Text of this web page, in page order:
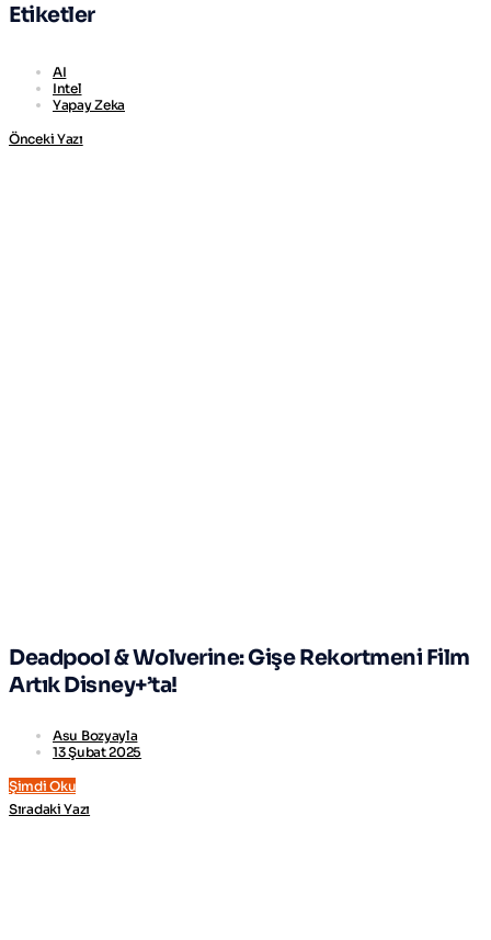
Etiketler
AI
Intel
Yapay Zeka
Önceki Yazı
Deadpool & Wolverine: Gişe Rekortmeni Film
Artık Disney+’ta!
Asu Bozyayla
13 Şubat 2025
Şimdi Oku
Sıradaki Yazı